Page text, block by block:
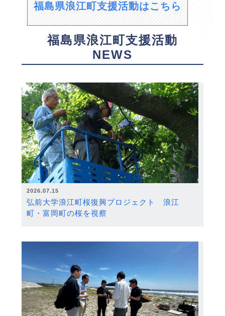
福島県浪江町支援活動はこちら
福島県浪江町支援活動
NEWS
2026.07.15
弘前大学浪江町桜復興プロジェクト 浪江
町・富岡町の桜を視察